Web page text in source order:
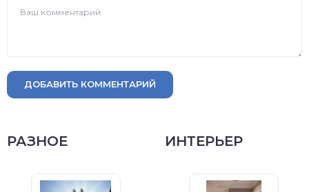
ДОБАВИТЬ КОММЕНТАРИЙ
РАЗНОЕ ИНТЕРЬЕР